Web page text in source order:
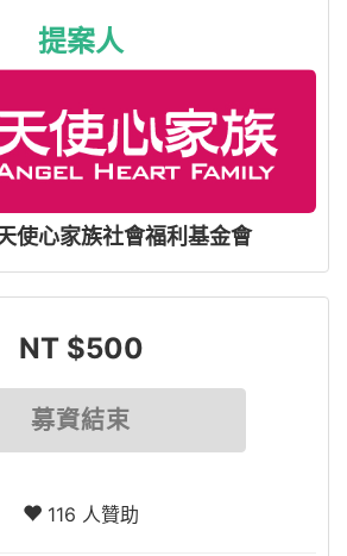
提案人
使心家族社會福利基金會
NT $500
募資結束
116 人贊助